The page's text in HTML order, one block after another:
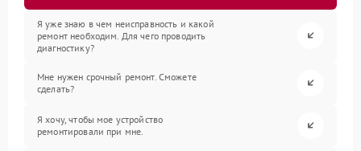
Я уже знаю в чем неисправность и какой
ремонт необходим. Для чего проводить
диагностику?
Мне нужен срочный ремонт. Сможете
сделать?
Я хочу, чтобы мое устройство
ремонтировали при мне.